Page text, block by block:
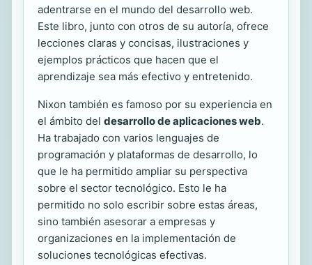
adentrarse en el mundo del desarrollo web.
Este libro, junto con otros de su autoría, ofrece
lecciones claras y concisas, ilustraciones y
ejemplos prácticos que hacen que el
aprendizaje sea más efectivo y entretenido.
Nixon también es famoso por su experiencia en
el ámbito del desarrollo de aplicaciones web.
Ha trabajado con varios lenguajes de
programación y plataformas de desarrollo, lo
que le ha permitido ampliar su perspectiva
sobre el sector tecnológico. Esto le ha
permitido no solo escribir sobre estas áreas,
sino también asesorar a empresas y
organizaciones en la implementación de
soluciones tecnológicas efectivas.